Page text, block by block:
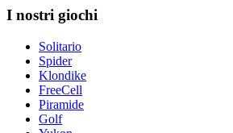
I nostri giochi
Solitario
Spider
Klondike
FreeCell
Piramide
Golf